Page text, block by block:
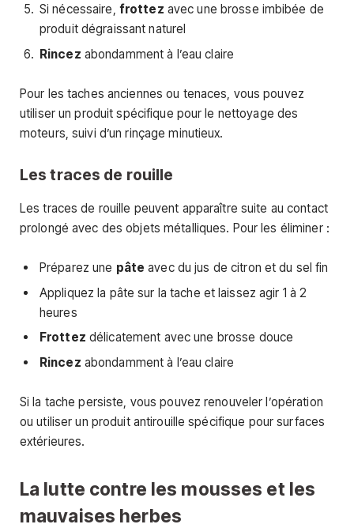
Si nécessaire, frottez avec une brosse imbibée de
produit dégraissant naturel
Rincez abondamment à l’eau claire
Pour les taches anciennes ou tenaces, vous pouvez
utiliser un produit spécifique pour le nettoyage des
moteurs, suivi d’un rinçage minutieux.
Les traces de rouille
Les traces de rouille peuvent apparaître suite au contact
prolongé avec des objets métalliques. Pour les éliminer :
Préparez une pâte avec du jus de citron et du sel fin
Appliquez la pâte sur la tache et laissez agir 1 à 2
heures
Frottez délicatement avec une brosse douce
Rincez abondamment à l’eau claire
Si la tache persiste, vous pouvez renouveler l’opération
ou utiliser un produit antirouille spécifique pour surfaces
extérieures.
La lutte contre les mousses et les
mauvaises herbes